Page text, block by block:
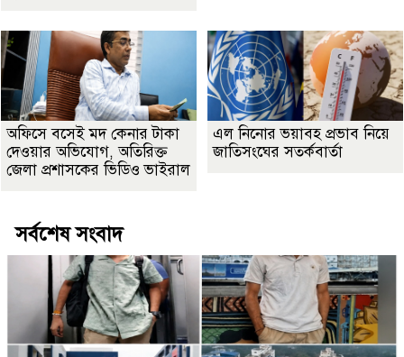
অফিসে বসেই মদ কেনার টাকা
দেওয়ার অভিযোগ, অতিরিক্ত
জেলা প্রশাসকের ভিডিও ভাইরাল
এল নিনোর ভয়াবহ প্রভাব নিয়ে
জাতিসংঘের সতর্কবার্তা
সর্বশেষ সংবাদ